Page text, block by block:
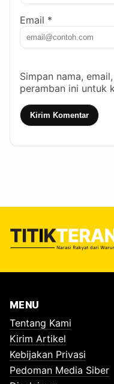
Email *
Simpan nama,
peramban ini untuk
Kirim Komentar
MENU
Tentang Kami
Kirim Artikel
Kebijakan Privasi
Pedoman Media Siber